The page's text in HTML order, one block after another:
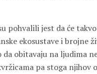
pohvalili jest da će
ekosustave i brojne
obitavaju na ljudima
pa stoga njihov